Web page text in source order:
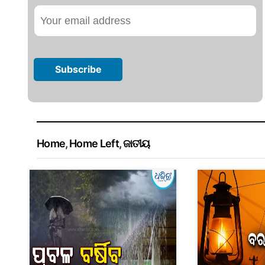
Home,Home Left,ଜାତୀୟ